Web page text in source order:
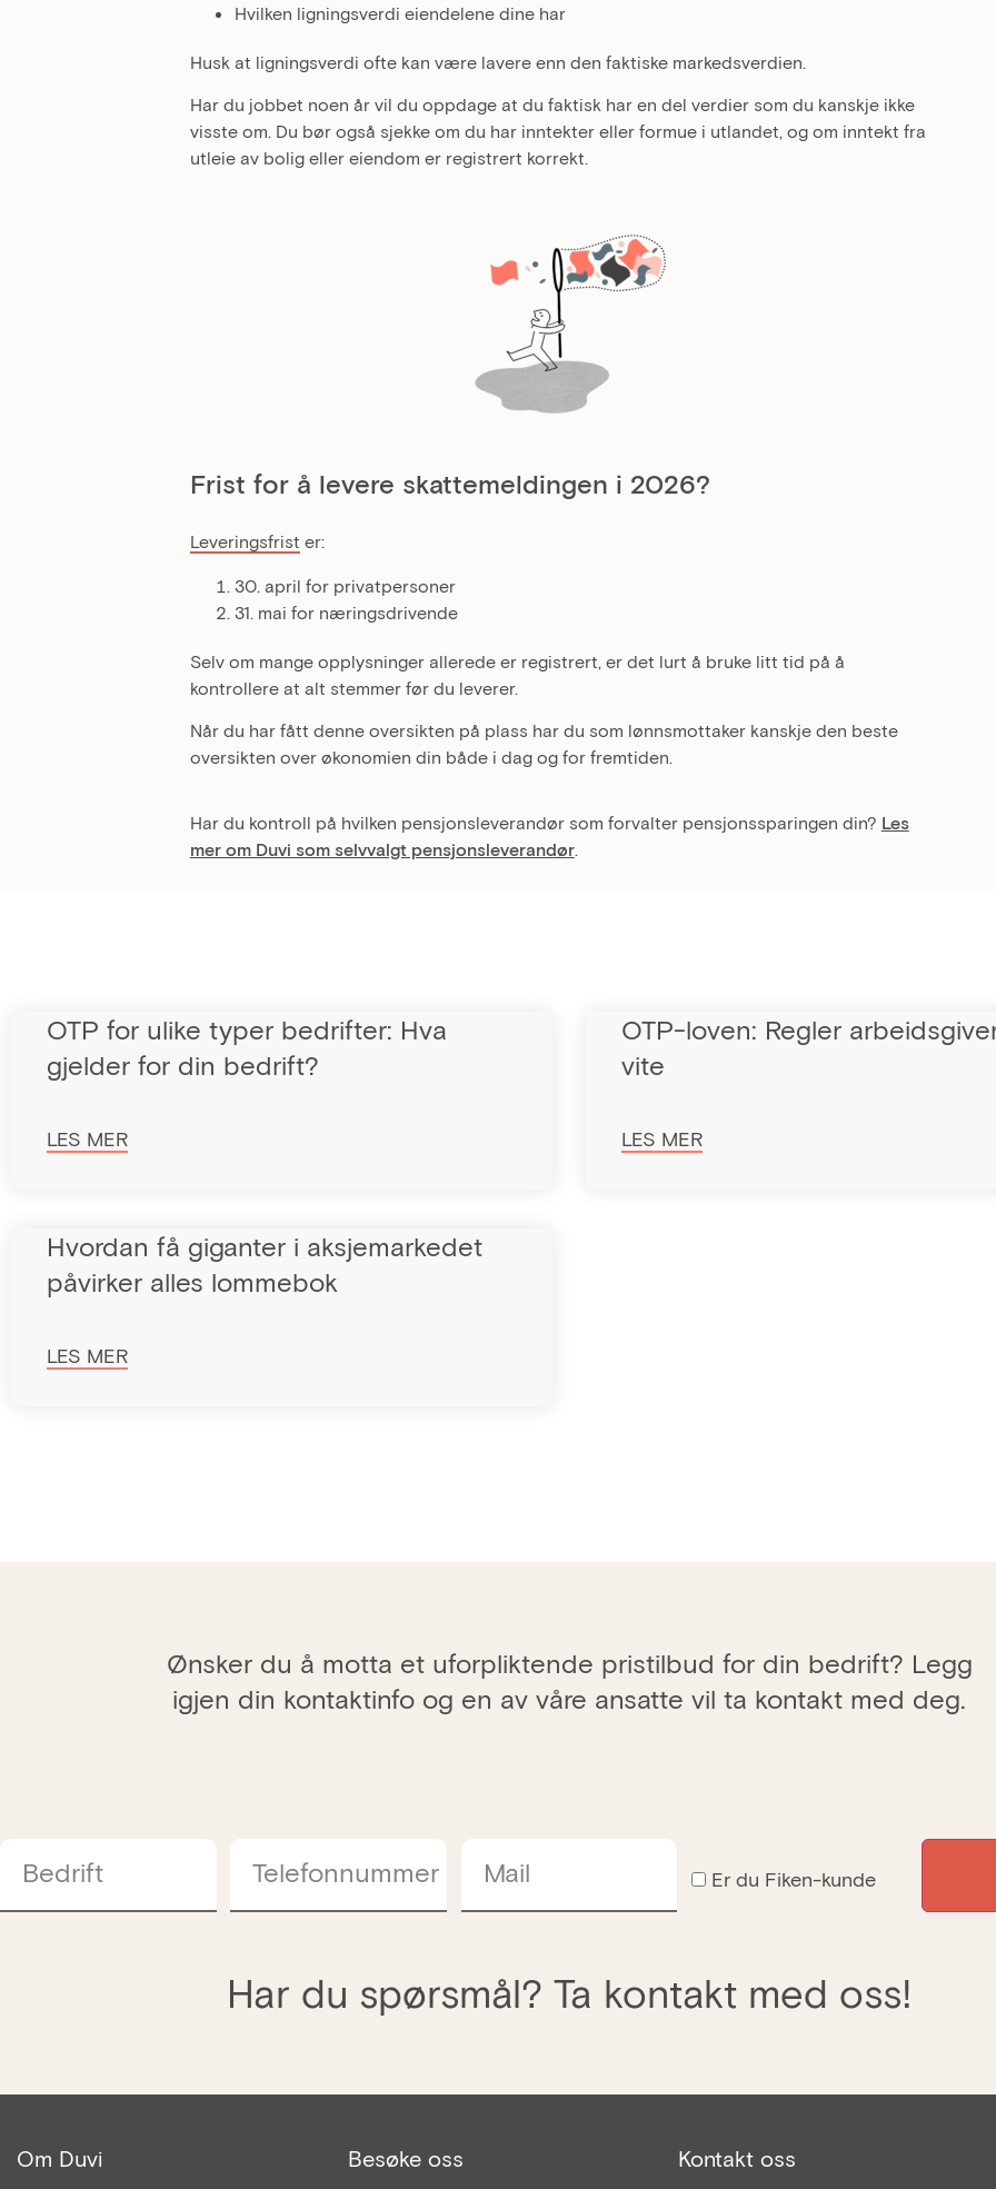
Hvilken ligningsverdi eiendelene dine har
Husk at ligningsverdi ofte kan være lavere enn den faktiske markedsverdien.
Har du jobbet noen år vil du oppdage at du faktisk har en del verdier som du kanskje ikke
visste om. Du bør også sjekke om du har inntekter eller formue i utlandet, og om inntekt fra
utleie av bolig eller eiendom er registrert korrekt.
Frist for å levere skattemeldingen i 2026?
Leveringsfrist er:
30. april for privatpersoner
31. mai for næringsdrivende
Selv om mange opplysninger allerede er registrert, er det lurt å bruke litt tid på å
kontrollere at alt stemmer før du leverer.
Når du har fått denne oversikten på plass har du som lønnsmottaker kanskje den beste
oversikten over økonomien din både i dag og for fremtiden.
Har du kontroll på hvilken pensjonsleverandør som forvalter pensjonssparingen din? Les
mer om Duvi som selvvalgt pensjonsleverandør.
OTP for ulike typer bedrifter: Hva
gjelder for din bedrift?
LES MER
OTP-loven: Regler
vite
LES MER
Hvordan få giganter i aksjemarkedet
påvirker alles lommebok
LES MER
Ønsker du å motta et uforpliktende pristilbud for din bedrift? Legg
igjen din kontaktinfo og en av våre ansatte vil ta kontakt med deg.
Bedrift Telefonnummer Mail Er du Fiken-kunde
Har du spørsmål? Ta kontakt med oss!
Om Duvi Besøke oss Kontakt oss